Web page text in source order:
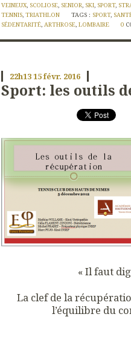
VEINEUX, SCOLIOSE, SENIOR, SKI, SPORT,
TENNIS, TRIATHLON TAGS : SPORT,
SÉDENTARITÉ, ARTHROSE, LOMBAIRE 0
22h1315févr. 2016
Sport: les outils
« Il faut
La clef de la
l’équilibre du